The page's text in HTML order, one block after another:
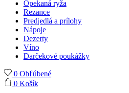
Opekaná ryža
Rezance
Predjedlá a prílohy
Nápoje
Dezerty
Víno
Darčekové poukážky
0 Obľúbené
0 Košík